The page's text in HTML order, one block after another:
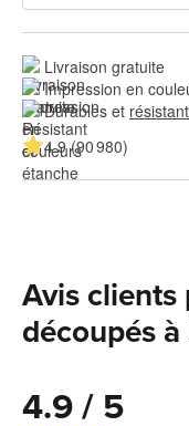
Livraison gratuite
Impression en
Durables et
4.9 (90 980)
Avis clients
découpés
4.9 / 5